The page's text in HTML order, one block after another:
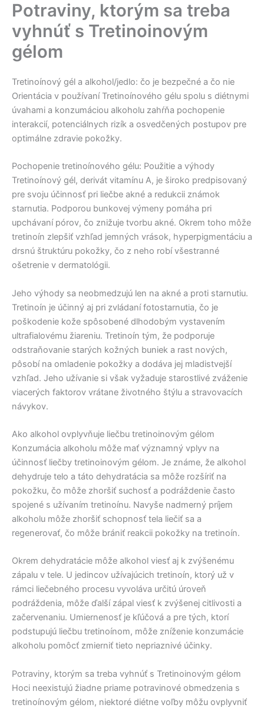
Skip
content
Potraviny, ktorým sa treba
vyhnúť s Tretinoinovým
gélom
Tretinoínový gél a alkohol/jedlo: čo je bezpečné a čo nie
Orientácia v používaní Tretinoínového gélu spolu s diétnymi
úvahami a konzumáciou alkoholu zahŕňa pochopenie
interakcií, potenciálnych rizík a osvedčených postupov pre
optimálne zdravie pokožky.
Pochopenie tretinoínového gélu: Použitie a výhody
Tretinoínový gél, derivát vitamínu A, je široko predpisovaný
pre svoju účinnosť pri liečbe akné a redukcii známok
starnutia. Podporou bunkovej výmeny pomáha pri
upchávaní pórov, čo znižuje tvorbu akné. Okrem toho môže
tretinoín zlepšiť vzhľad jemných vrások, hyperpigmentáciu a
drsnú štruktúru pokožky, čo z neho robí všestranné
ošetrenie v dermatológii.
Jeho výhody sa neobmedzujú len na akné a proti starnutiu.
Tretinoín je účinný aj pri zvládaní fotostarnutia, čo je
poškodenie kože spôsobené dlhodobým vystavením
ultrafialovému žiareniu. Tretinoín tým, že podporuje
odstraňovanie starých kožných buniek a rast nových,
pôsobí na omladenie pokožky a dodáva jej mladistvejší
vzhľad. Jeho užívanie si však vyžaduje starostlivé zváženie
viacerých faktorov vrátane životného štýlu a stravovacích
návykov.
Ako alkohol ovplyvňuje liečbu tretinoinovým gélom
Konzumácia alkoholu môže mať významný vplyv na
účinnosť liečby tretinoinovým gélom. Je známe, že alkohol
dehydruje telo a táto dehydratácia sa môže rozšíriť na
pokožku, čo môže zhoršiť suchosť a podráždenie často
spojené s užívaním tretinoínu. Navyše nadmerný príjem
alkoholu môže zhoršiť schopnosť tela liečiť sa a
regenerovať, čo môže brániť reakcii pokožky na tretinoín.
Okrem dehydratácie môže alkohol viesť aj k zvýšenému
zápalu v tele. U jedincov užívajúcich tretinoín, ktorý už v
rámci liečebného procesu vyvoláva určitú úroveň
podráždenia, môže ďalší zápal viesť k zvýšenej citlivosti a
začervenaniu. Umiernenosť je kľúčová a pre tých, ktorí
podstupujú liečbu tretinoínom, môže zníženie konzumácie
alkoholu pomôcť zmierniť tieto nepriaznivé účinky.
Potraviny, ktorým sa treba vyhnúť s Tretinoinovým gélom
Hoci neexistujú žiadne priame potravinové obmedzenia s
tretinoínovým gélom, niektoré diétne voľby môžu ovplyvniť